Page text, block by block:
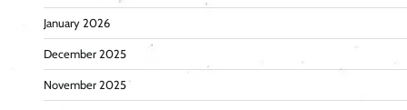
January 2026
December 2025
November 2025